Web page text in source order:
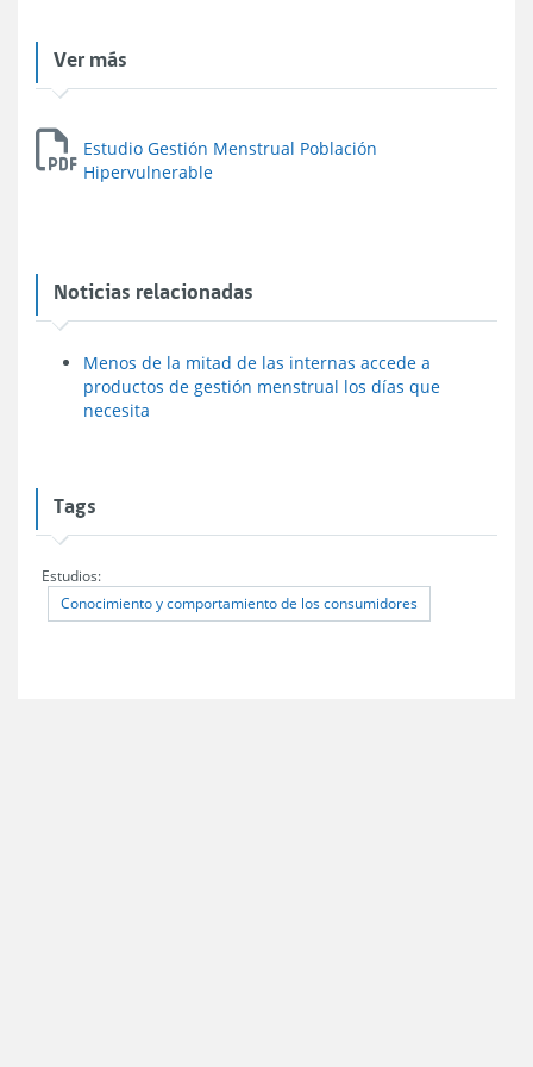
Ver más
Estudio Gestión Menstrual Población
Hipervulnerable
Noticias relacionadas
Menos de la mitad de las internas accede a
productos de gestión menstrual los días que
necesita
Tags
Estudios:
Conocimiento y comportamiento de los consumidores